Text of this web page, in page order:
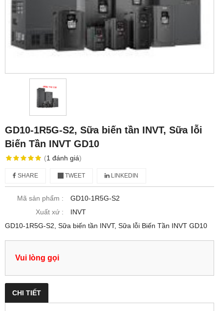
GD10-1R5G-S2, Sữa biến tần INVT, Sữa lỗi
Biến Tần INVT GD10
(1 đánh giá)
SHARE TWEET LINKEDIN
Mã sản phẩm :
GD10-1R5G-S2
Xuất xứ :
INVT
GD10-1R5G-S2, Sữa biến tần INVT, Sữa lỗi Biến Tần INVT GD10
Vui lòng gọi
CHI TIẾT